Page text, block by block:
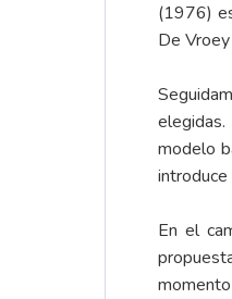
(1976)
De
modelo
introduce
En el